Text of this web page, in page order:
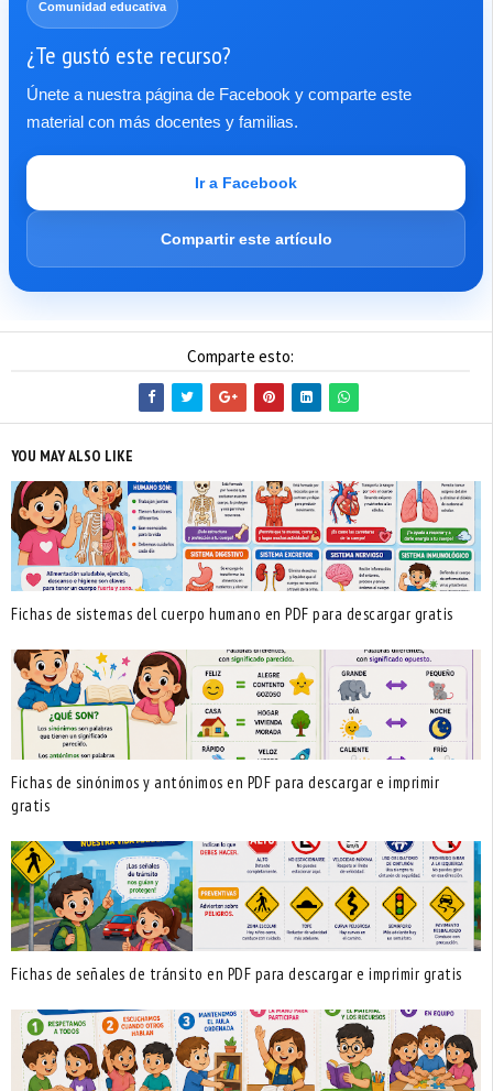
Comunidad educativa
¿Te gustó este recurso?
Únete a nuestra página de Facebook y comparte este
material con más docentes y familias.
Ir a Facebook
Compartir este artículo
Comparte esto:
YOU MAY ALSO LIKE
Fichas de sistemas del cuerpo humano en PDF para descargar gratis
Fichas de sinónimos y antónimos en PDF para descargar e imprimir
gratis
Fichas de señales de tránsito en PDF para descargar e imprimir gratis